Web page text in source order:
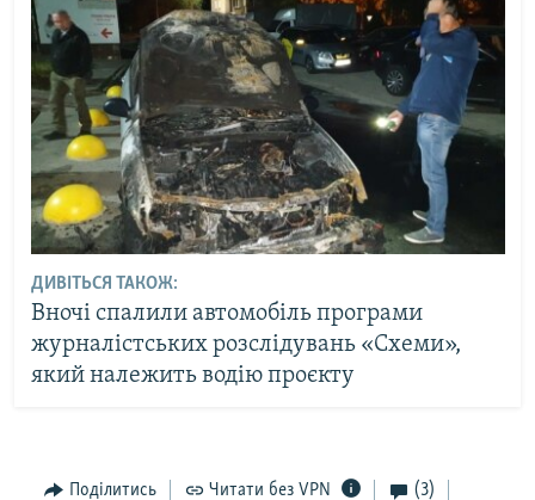
ДИВІТЬСЯ ТАКОЖ:
Вночі спалили автомобіль програми
журналістських розслідувань «Схеми»,
який належить водію проєкту
Поділитись Читати без VPN (3)